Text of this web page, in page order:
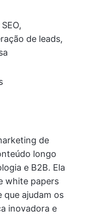
de leads,
de
longo
e B2B. Ela
white papers
que ajudam os
inovadora e